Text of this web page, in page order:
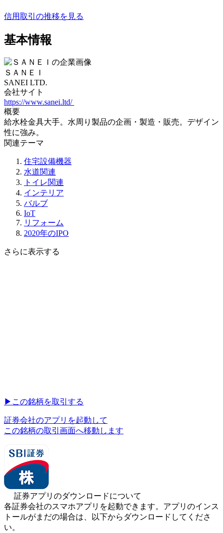
信用取引の推移を見る
基本情報
ＳＡＮＥＩ
SANEI LTD.
会社サイト
https://www.sanei.ltd/
概要
給水栓金具大手。水周り製品の企画・製造・販売。デザイン
性に強み。
関連テーマ
住宅設備機器
水道関連
トイレ関連
インテリア
バルブ
IoT
リフォーム
2020年のIPO
さらに表示する
▶︎ この銘柄を取引する
証券会社のアプリを起動して
この銘柄の取引画面へ移動します
証券アプリのダウンロードについて
各証券会社のスマホアプリを起動できます。アプリのインス
トールがまだの場合は、以下からダウンロードしてくださ
い。